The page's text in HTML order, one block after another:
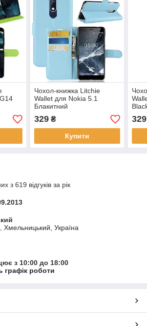
Чохол-книжка Litchie
Wallet для Nokia 5.1
Блакитний
329₴
Купити
329
з 619 відгуків за рік
Хмельницький, Україна
з 10:00 до 18:00
графік роботи